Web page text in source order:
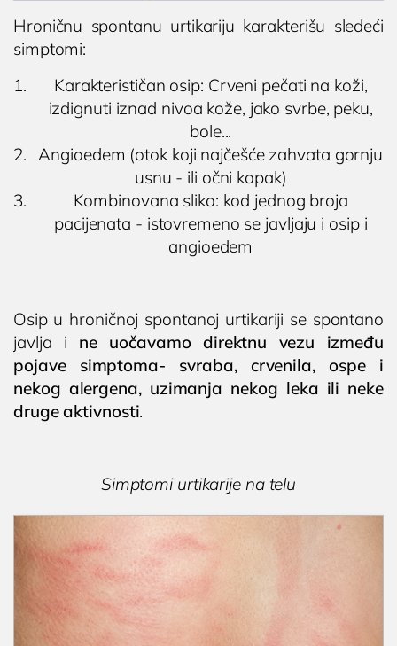
Hroničnu spontanu urtikariju karakterišu sledeći
simptomi:
Karakterističan osip: Crveni pečati na koži,
izdignuti iznad nivoa kože, jako svrbe, peku,
bole...
Angioedem (otok koji najčešće zahvata gornju
usnu - ili očni kapak)
Kombinovana slika: kod jednog broja
pacijenata - istovremeno se javljaju i osip i
angioedem
Osip u hroničnoj spontanoj urtikariji se spontano
javlja i ne uočavamo direktnu vezu između
pojave simptoma- svraba, crvenila, ospe i
nekog alergena, uzimanja nekog leka ili neke
druge aktivnosti.
Simptomi urtikarije na telu